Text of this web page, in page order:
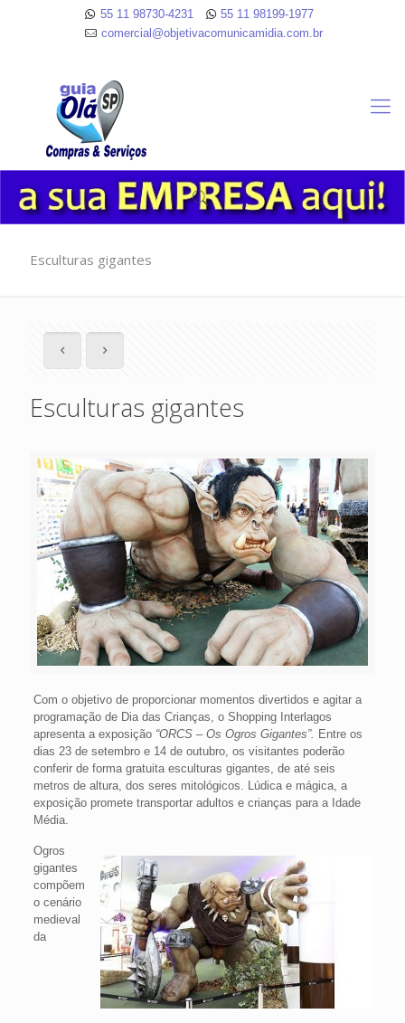
55 11 98730-4231
55 11 98199-1977
comercial@objetivacomunicamidia.com.br
Esculturas gigantes
Esculturas gigantes
Com o objetivo de proporcionar momentos divertidos e agitar a
programação de Dia das Crianças, o Shopping Interlagos
apresenta a exposição “ORCS – Os Ogros Gigantes”. Entre os
dias 23 de setembro e 14 de outubro, os visitantes poderão
conferir de forma gratuita esculturas gigantes, de até seis
metros de altura, dos seres mitológicos. Lúdica e mágica, a
exposição promete transportar adultos e crianças para a Idade
Média.
Ogros
gigantes
compõem
o cenário
medieval
da